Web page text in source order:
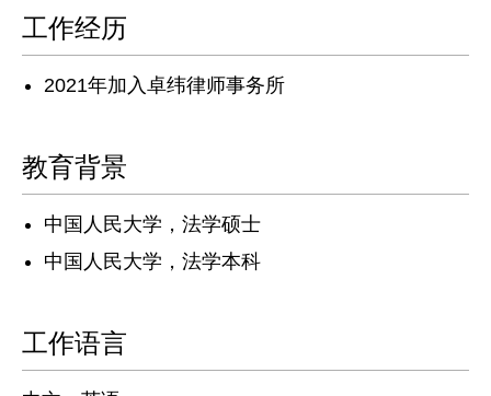
工作经历
2021年加入卓纬律师事务所
教育背景
中国人民大学，法学硕士
中国人民大学，法学本科
工作语言